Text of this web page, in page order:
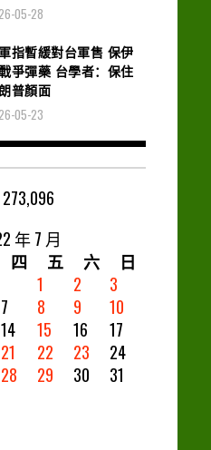
05-28
指暫緩對台軍售 保伊
爭彈藥 台學者：保住
普顏面
05-23
273,096
年 7 月
四 五 六
日
1
2
3
7 8 9
10
14 15 16
17
21 22 23
24
28 29 30
31